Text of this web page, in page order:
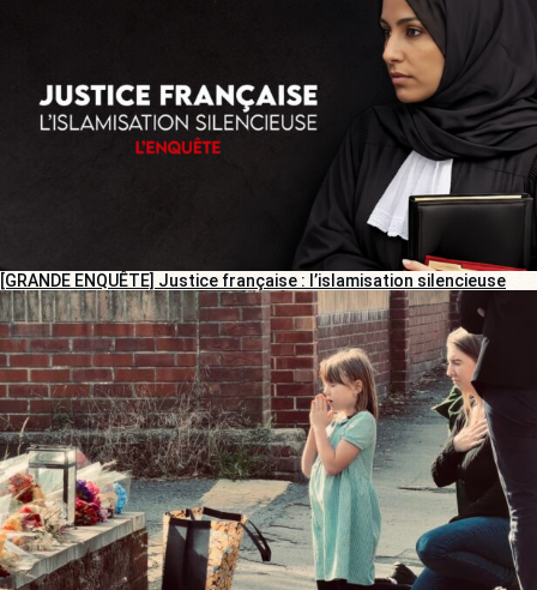
[GRANDE ENQUÊTE] Justice française : l’islamisation silencieuse